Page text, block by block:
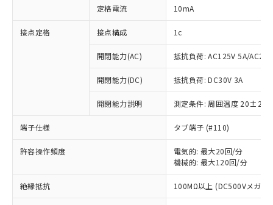
定格電流 10mA
接点定格 接点構成 1c
開閉能力(AC) 抵抗負荷: AC125V 5A/
開閉能力(DC) 抵抗負荷: DC30V 3A
開閉能力説明 測定条件: 周囲温度 20±2℃
端子仕様 タブ端子 (#110)
許容操作頻度
電気的: 最大20回/分
機械的: 最大120回/分
絶縁抵抗 100MΩ以上 (DC500Vメガ)
※1 対応状況
対応済み：EU RoHS指令（10物質）の
非含有に対応した製品が提供可能な商品で